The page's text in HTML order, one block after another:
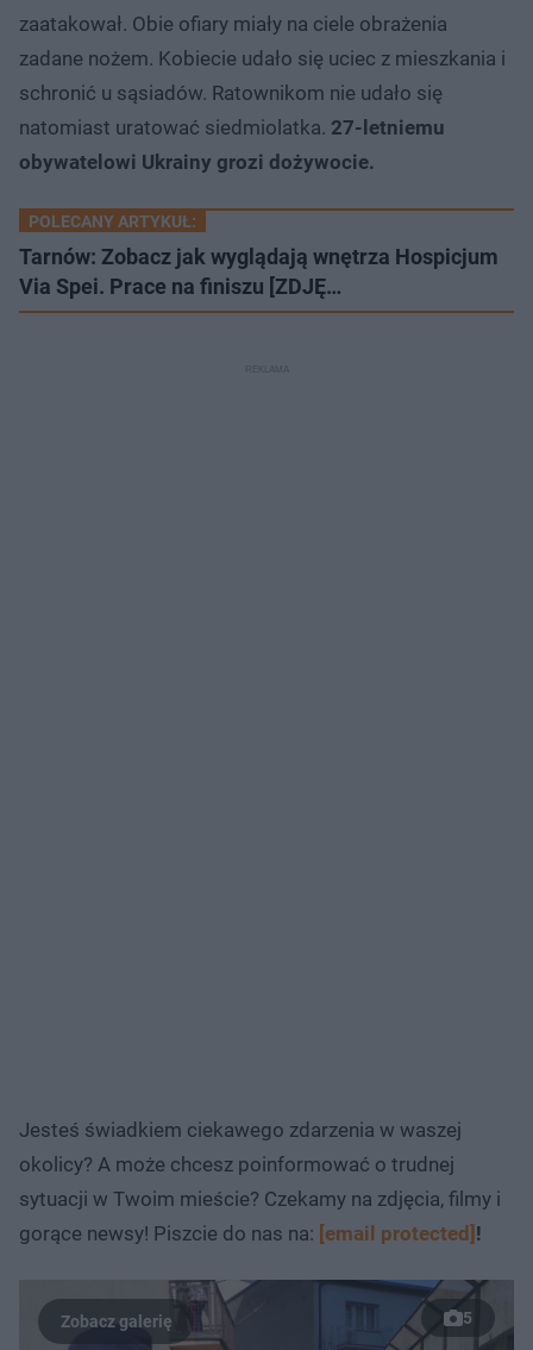
zaatakował. Obie ofiary miały na ciele obrażenia
zadane nożem. Kobiecie udało się uciec z mieszkania i
schronić u sąsiadów. Ratownikom nie udało się
natomiast uratować siedmiolatka. 27-letniemu
obywatelowi Ukrainy grozi dożywocie.
POLECANY ARTYKUŁ:
Tarnów: Zobacz jak wyglądają wnętrza Hospicjum
Via Spei. Prace na finiszu [ZDJĘ…
Jesteś świadkiem ciekawego zdarzenia w waszej
okolicy? A może chcesz poinformować o trudnej
sytuacji w Twoim mieście? Czekamy na zdjęcia, filmy i
gorące newsy! Piszcie do nas na: [email protected] !
5